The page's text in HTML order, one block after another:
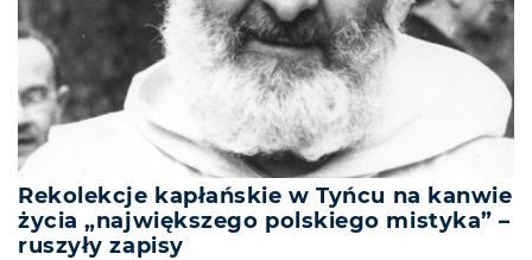
Rekolekcje kapłańskie w Tyńcu na kanwie
życia „największego polskiego mistyka” –
ruszyły zapisy